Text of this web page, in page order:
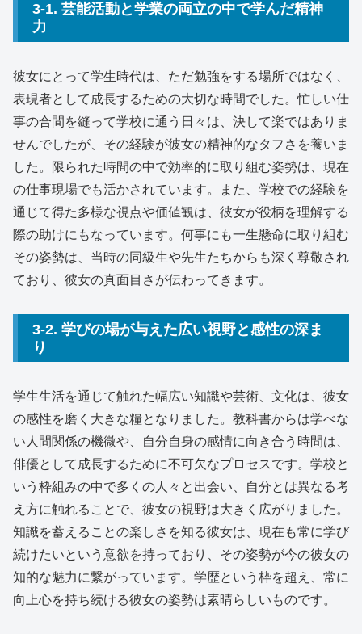
3-1. 芸能活動と学業の両立の中で学んだ精神
力
彼女にとって学生時代は、ただ勉強をする場所ではなく、
表現者として成長するための大切な時間でした。忙しい仕
事の合間を縫って学校に通う日々は、決して楽ではありま
せんでしたが、その経験が彼女の精神的なタフさを養いま
した。限られた時間の中で効率的に取り組む姿勢は、現在
の仕事現場でも活かされています。また、学校での経験を
通じて得た多様な視点や価値観は、彼女が役柄を理解する
際の助けにもなっています。何事にも一生懸命に取り組む
その姿勢は、当時の同級生や先生たちからも深く尊敬され
ており、彼女の真面目さが伝わってきます。
3-2. 学びの場が与えた広い視野と感性の深ま
り
学生生活を通じて触れた幅広い知識や芸術、文化は、彼女
の感性を磨く大きな糧となりました。教科書からは学べな
い人間関係の機微や、自分自身の感情に向き合う時間は、
俳優として成長するために不可欠なプロセスです。学校と
いう枠組みの中で多くの人々と出会い、自分とは異なる考
え方に触れることで、彼女の視野は大きく広がりました。
知識を蓄えることの楽しさを知る彼女は、現在も常に学び
続けたいという意欲を持っており、その姿勢が今の彼女の
知的な魅力に繋がっています。学歴という枠を超え、常に
向上心を持ち続ける彼女の姿勢は素晴らしいものです。